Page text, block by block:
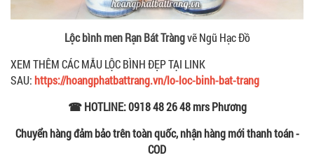
Lộc bình men Rạn Bát Tràngvẽ Ngũ Hạc Đồ
XEM THÊM CÁC MẪU LỘC BÌNH ĐẸP TẠI LINK
SAU: https://hoangphatbattrang.vn/lo-loc-binh-bat-trang
☎ HOTLINE: 0918 48 26 48 mrs Phương
Chuyển hàng đảm bảo trên toàn quốc, nhận hàng mới thanh toán -
COD